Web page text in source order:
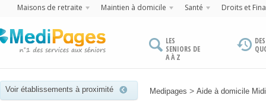
Maisons de retraite Maintien à domicile Santé Droits et
LES
SENIORS DE
A À Z
Voir établissements à proximité Medipages > Aide à domicile